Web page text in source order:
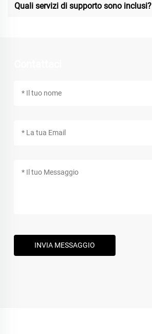
Quali servizi di supporto sono inclusi?
INVIA MESSAGGIO